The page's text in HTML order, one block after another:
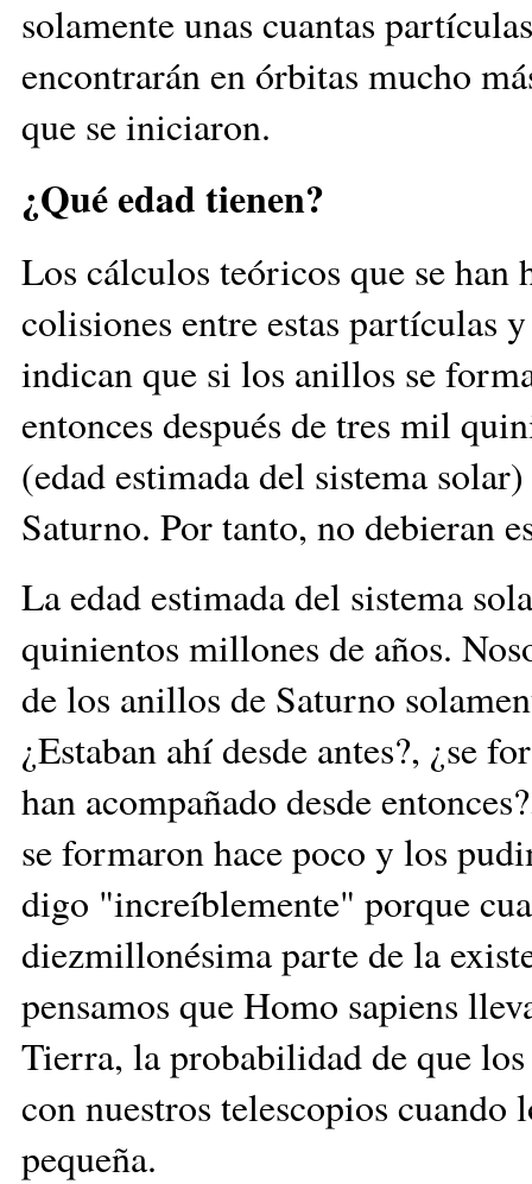
solamente unas cuantas
encontrarán en órbitas mucho
que se iniciaron.
¿Qué edad tienen?
Los cálculos teóricos que se han
colisiones entre estas partículas
indican que si los anillos se
entonces después de tres mil
(edad estimada del sistema
Saturno. Por tanto, no debieran
La edad estimada del sistema
quinientos millones de años.
de los anillos de Saturno
¿Estaban ahí desde antes?, ¿se
han acompañado desde
se formaron hace poco y los
digo "increíblemente" porque
diezmillonésima parte de la
pensamos que Homo sapiens
Tierra, la probabilidad de que
con nuestros telescopios
pequeña.